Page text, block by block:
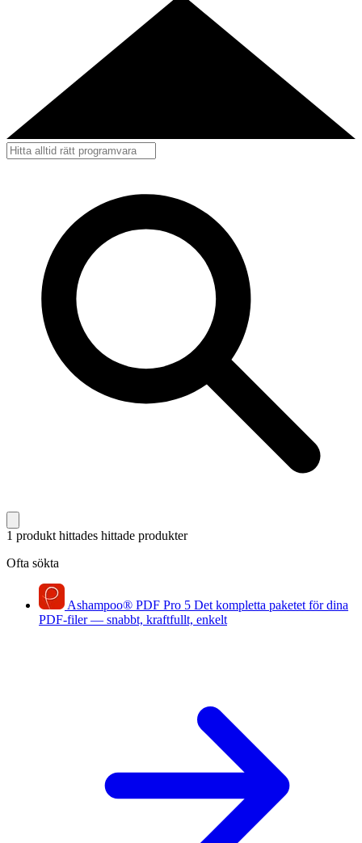
1 produkt hittades hittade produkter
Ofta sökta
Ashampoo® PDF Pro 5 Det kompletta paketet för dina
PDF-filer — snabbt, kraftfullt, enkelt